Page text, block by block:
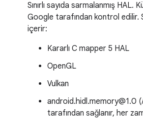
Sınırlı sayıda sarmalanmış HAL.
Google tarafından kontrol edilir.
içerir:
Kararlı C mapper 5 HAL
OpenGL
Vulkan
android.hidl.memory@1.0
tarafından sağlanır, her